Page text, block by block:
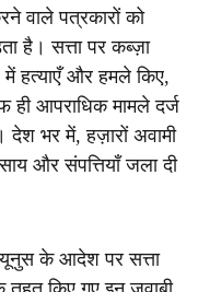
वाले पत्रकारों को
है। सत्ता पर कब्ज़ा
हत्याएँ और हमले किए,
ही आपराधिक मामले दर्ज
देश भर में, हज़ारों अवामी
और संपत्तियाँ जला दी
के आदेश पर सत्ता